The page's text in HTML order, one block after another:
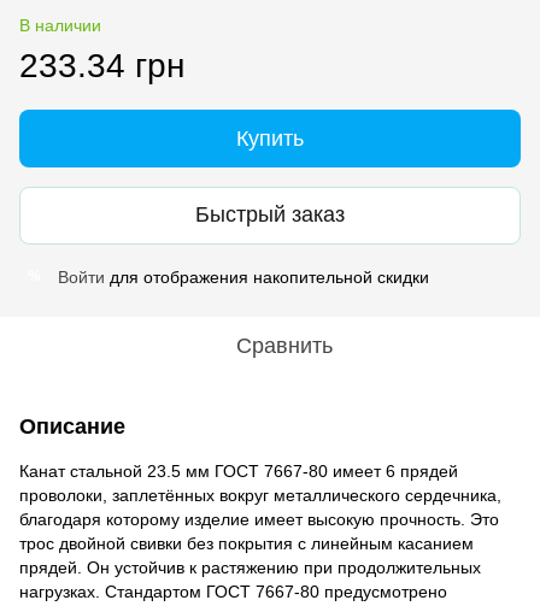
В наличии
233.34 грн
Купить
Быстрый заказ
Войти для отображения накопительной скидки
Сравнить
Описание
Канат стальной 23.5 мм ГОСТ 7667-80 имеет 6 прядей
проволоки, заплетённых вокруг металлического сердечника,
благодаря которому изделие имеет высокую прочность. Это
трос двойной свивки без покрытия с линейным касанием
прядей. Он устойчив к растяжению при продолжительных
нагрузках. Стандартом ГОСТ 7667-80 предусмотрено